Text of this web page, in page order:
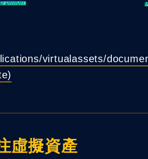
virtualassets/
虛擬資產